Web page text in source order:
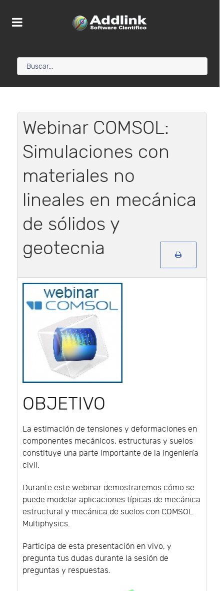
Webinar COMSOL:
Simulaciones con
materiales no
lineales en mecánica
de sólidos y
geotecnia
OBJETIVO
La estimación de tensiones y deformaciones en
componentes mecánicos, estructuras y suelos
constituye una parte importante de la ingeniería
civil.
Durante este webinar demostraremos cómo se
puede modelar aplicaciones típicas de mecánica
estructural y mecánica de suelos con COMSOL
Multiphysics.
Participa de esta presentación en vivo, y
pregunta tus dudas durante la sesión de
preguntas y respuestas.